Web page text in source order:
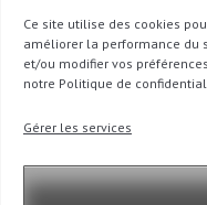
Ce site utilise des cookies
améliorer la performance du
et/ou modifier vos
notre Politique de
Gérer les services
Follow
: